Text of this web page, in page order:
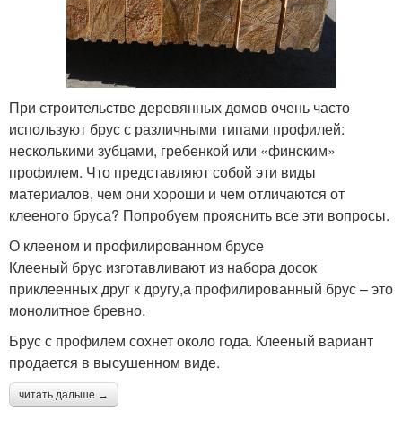
При строительстве деревянных домов очень часто
используют брус с различными типами профилей:
несколькими зубцами, гребенкой или «финским»
профилем. Что представляют собой эти виды
материалов, чем они хороши и чем отличаются от
клееного бруса? Попробуем прояснить все эти вопросы.
О клееном и профилированном брусе
Клееный брус изготавливают из набора досок
приклеенных друг к другу,а профилированный брус – это
монолитное бревно.
Брус с профилем сохнет около года. Клееный вариант
продается в высушенном виде.
читать дальше →